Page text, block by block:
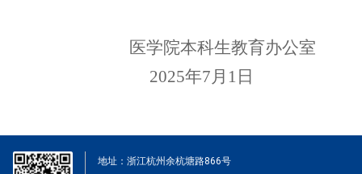
医学院本科生教育办公室
2025年7月1日
地址：浙江杭州余杭塘路866号